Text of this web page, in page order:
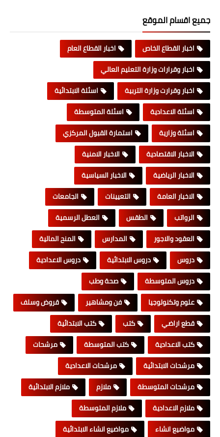
جميع اقسام الموقع
اخبار القطاع الخاص
اخبار القطاع العام
اخبار وقرارات وزارة التعليم العالي
اخبار وقرارت وزارة التربية
اسئلة الابتدائية
اسئلة الاعدادية
اسئلة المتوسطة
اسئلة وزارية
استمارة القبول المركزي
الاخبار الاقتصادية
الاخبار الامنية
الاخبار الرياضية
الاخبار السياسية
الاخبار العامة
التعيينات
الجامعات
الرواتب
الطقس
العطل الرسمية
العقود والاجور
المدارس
المنح المالية
دروس
دروس الابتدائية
دروس الاعدادية
دروس المتوسطة
صحة وطب
علوم وتكنولوجيا
فن ومشاهير
قروض وسلف
قطع اراضي
كتب
كتب الابتدائية
كتب الاعدادية
كتب المتوسطة
مرشحات
مرشحات الابتدائية
مرشحات الاعدادية
مرشحات المتوسطة
ملازم
ملازم الابتدائية
ملازم الاعدادية
ملازم المتوسطة
مواضيع انشاء
مواضيع انشاء الابتدائية